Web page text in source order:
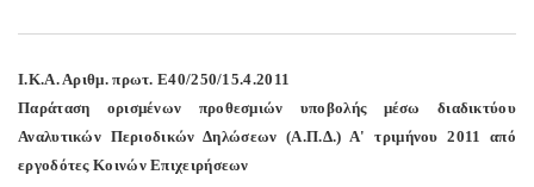
Ι.Κ.Α. Αριθμ. πρωτ. Ε40/250/15.4.2011
Παράταση ορισμένων προθεσμιών υποβολής μέσω διαδικτύου
Αναλυτικών Περιοδικών Δηλώσεων (Α.Π.Δ.) Α' τριμήνου 2011 από
εργοδότες Κοινών Επιχειρήσεων